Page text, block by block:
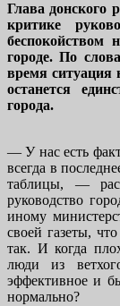
Глава донского
критике
беспокойством
городе. По
время ситуация
останется
города.
— У нас есть
всегда в
таблицы, —
руководство
иному
своей газеты,
так. И когда
люди из
эффективное и
нормально?